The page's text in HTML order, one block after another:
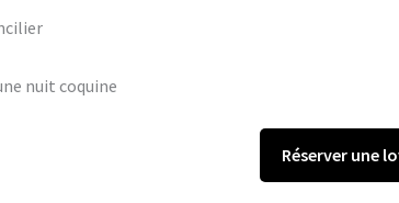
nuit coquine
Réserver une